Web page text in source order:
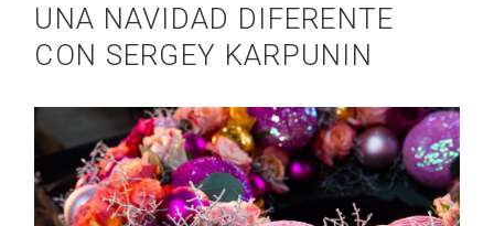
ASTILBE, EL SUEÑO DE UNA NOVIA
Astilbe, las flores que sueñan
MANOS QUE CREAN: ROSA VALLS EN FLORIPLANT
BROMELIAS, BIENVENIDAS A CASA
UNA NAVIDAD DIFERENTE
CON SERGEY KARPUNIN